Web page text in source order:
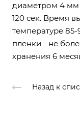
диаметром 4 мм
120 сек. Время
температуре 85-
пленки - не
хранения 6
Назад к